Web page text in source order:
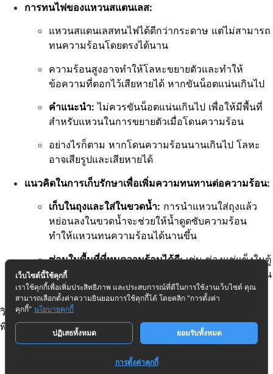
การทนไฟของแหวนสแตนเลส:
แหวนสแตนเลสทนไฟได้ดีกว่ากระดาษ แต่ไม่สามารถ
ทนความร้อนโดยตรงได้นาน
ความร้อนสูงอาจทำให้โลหะขยายตัวและทำให้
ข้อความที่ตอกไว้เสียหายได้ หากขันน็อตแน่นเกินไป
คำแนะนำ: ไม่ควรขันน็อตแน่นเกินไป เพื่อให้มีพื้นที่
สำหรับแหวนในการขยายตัวเมื่อโดนความร้อน
อย่างไรก็ตาม หากโดนความร้อนนานเกินไป โลหะ
อาจเสียรูปและเสียหายได้
แนวคิดในการเก็บรักษาเพื่อเพิ่มความทนทานต่อความร้อน:
เก็บในถุงและใส่ในขวดน้ำ: การนำแหวนใส่ถุงแล้ว
หย่อนลงในขวดน้ำจะช่วยให้น้ำดูดซับความร้อน
ทำให้แหวนทนความร้อนได้นานขึ้น
ซ่อนในพื้นที่ที่ทนความร้อนได้ดี:เช่น ช่องแช่แข็งในตู้
เย็น หรือในโถสุขภัณฑ์ที่มีน้ำอยู่ ซึ่งน้ำจะช่วยหล่อเย็น
และป้องกันความร้อนได้
วิดีโอย้ำว่าแนวคิดเหล่านี้เป็นเพียงข้อเสนอแนะ และผู้ใช้ควร
พิจารณาความเสี่ยงและปรับใช้ตามความเหมาะสม
เว็บไซต์นี้ใช้คุกกี้
เราใช้คุกกี้เพื่อเพิ่มประสิทธิภาพ และประสบการณ์ที่ดีในการใช้งานเว็บไซต์ คุณ
สามารถเลือกตั้งค่าความยินยอมการใช้คุกกี้ได้ โดยคลิก "การตั้งค่า
คุกกี้" นโยบายคุกกี้
ปฏิเสธทั้งหมด ยอมรับทั้งหมด
การตั้งค่าคุกกี้